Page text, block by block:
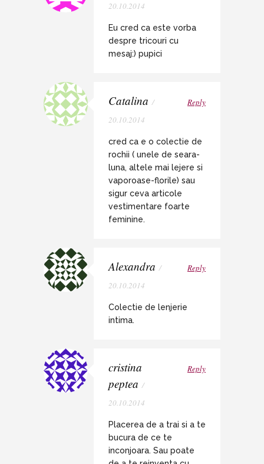
20.10.2014
Eu cred ca este vorba
despre tricouri cu
mesaj:) pupici
Catalina /
20.10.2014
Reply
cred ca e o colectie de
rochii ( unele de seara-
luna, altele mai lejere si
vaporoase-florile) sau
sigur ceva articole
vestimentare foarte
feminine.
Alexandra /
20.10.2014
Reply
Colectie de lenjerie
intima.
cristina
peptea /
20.10.2014
Reply
Placerea de a trai si a te
bucura de ce te
inconjoara. Sau poate